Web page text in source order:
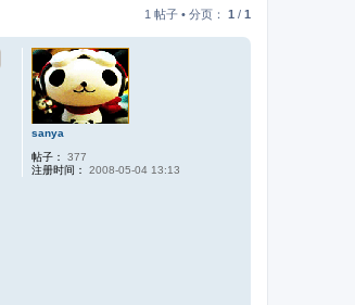
1 帖子 • 分页： 1 / 1
sanya
帖子：
377
注册时间：
2008-05-04 13:13